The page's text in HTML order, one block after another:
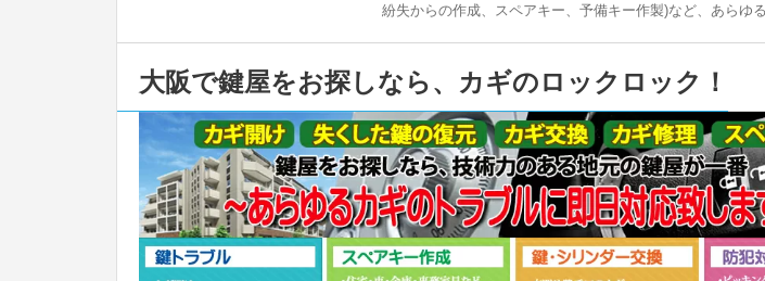
紛失からの作成、スペアキー、予備キー作製)など、あらゆ
大阪で鍵屋をお探しなら、カギのロックロック！